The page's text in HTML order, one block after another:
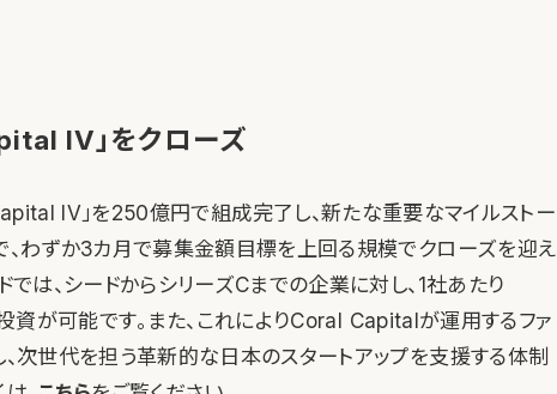
IV」をクローズ
IV」を250億円で組成完了し、新たな重要なマイルストー
、わずか3カ月で募集金額目標を上回る規模でクローズを迎え
では、シードからシリーズCまでの企業に対し、1社あたり
が可能です。また、これによりCoral Capitalが運用するファ
次世代を担う革新的な日本のスタートアップを支援する体制